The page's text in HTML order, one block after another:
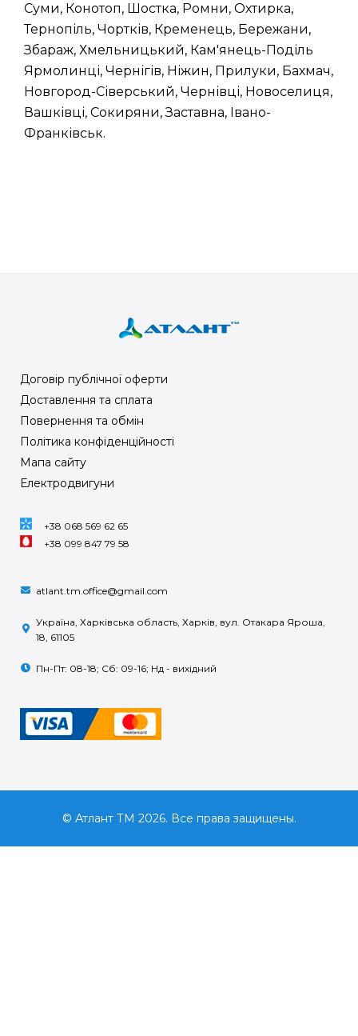
Суми, Конотоп, Шостка, Ромни, Охтирка,
Тернопіль, Чортків, Кременець, Бережани,
Збараж, Хмельницький, Кам'янець-Поділь
Ярмолинці, Чернігів, Ніжин, Прилуки, Бахмач,
Новгород-Сіверський, Чернівці, Новоселиця,
Вашківці, Сокиряни, Заставна, Івано-
Франківськ.
Договір публічної оферти
Доставлення та сплата
Повернення та обмін
Політика конфіденційності
Мапа сайту
Електродвигуни
+38 068 569 62 65
+38 099 847 79 58
atlant.tm.office@gmail.com
Україна, Харківська область, Харків, вул. Отакара Яроша,
18, 61105
Пн-Пт: 08-18; Сб: 09-16; Нд - вихідний
© Атлант ТМ 2026. Все права защищены.